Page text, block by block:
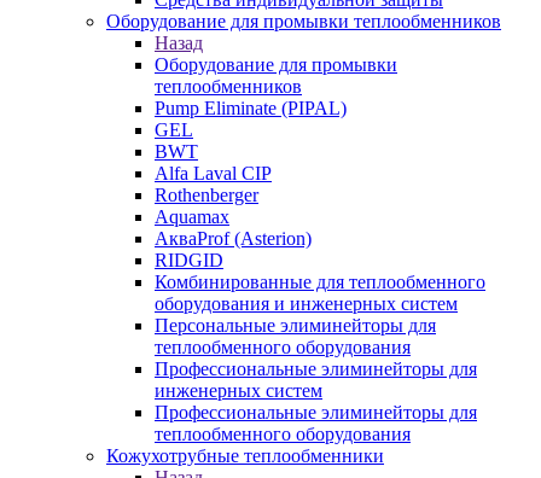
Оборудование для промывки теплообменников
Назад
Оборудование для промывки
теплообменников
Pump Eliminate (PIPAL)
GEL
BWT
Alfa Laval CIP
Rothenberger
Aquamax
АкваProf (Asterion)
RIDGID
Комбинированные для теплообменного
оборудования и инженерных систем
Персональные элиминейторы для
теплообменного оборудования
Профессиональные элиминейторы для
инженерных систем
Профессиональные элиминейторы для
теплообменного оборудования
Кожухотрубные теплообменники